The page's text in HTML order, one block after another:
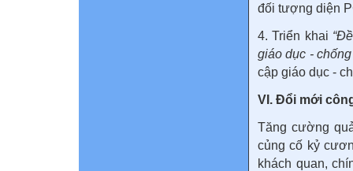
đối tượng diện
4. Triển khai
giáo dục - chống
cập giáo dục -
VI. Đổi mới
Tăng cường
củng cố kỷ
khách quan,